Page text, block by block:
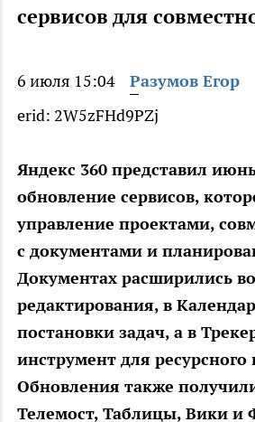
сервисов для
6 июля 15:04
Разумов Егор
erid: 2W5zFHd9PZj
Яндекс 360 представил
обновление сервисов,
управление проектами,
с документами и
Документах расширились
редактирования, в
постановки задач, а в
инструмент для
Обновления также
Телемост, Таблицы, Вики и